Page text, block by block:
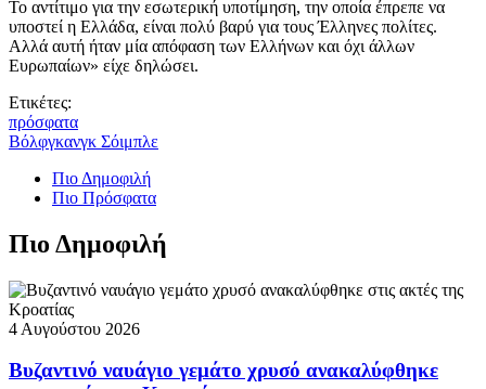
Το αντίτιμο για την εσωτερική υποτίμηση, την οποία έπρεπε να
υποστεί η Ελλάδα, είναι πολύ βαρύ για τους Έλληνες πολίτες.
Αλλά αυτή ήταν μία απόφαση των Ελλήνων και όχι άλλων
Ευρωπαίων» είχε δηλώσει.
Ετικέτες:
πρόσφατα
Βόλφγκανγκ Σόιμπλε
Πιο Δημοφιλή
Πιο Πρόσφατα
Πιο Δημοφιλή
4 Αυγούστου 2026
Βυζαντινό ναυάγιο γεμάτο χρυσό ανακαλύφθηκε